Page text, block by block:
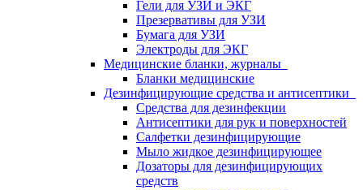
Гели для УЗИ и ЭКГ
Презервативы для УЗИ
Бумага для УЗИ
Электроды для ЭКГ
Медицинские бланки, журналы
Бланки медицинские
Дезинфицирующие средства и антисептики
Средства для дезинфекции
Антисептики для рук и поверхностей
Салфетки дезинфицирующие
Мыло жидкое дезинфицирующее
Дозаторы для дезинфицирующих
средств